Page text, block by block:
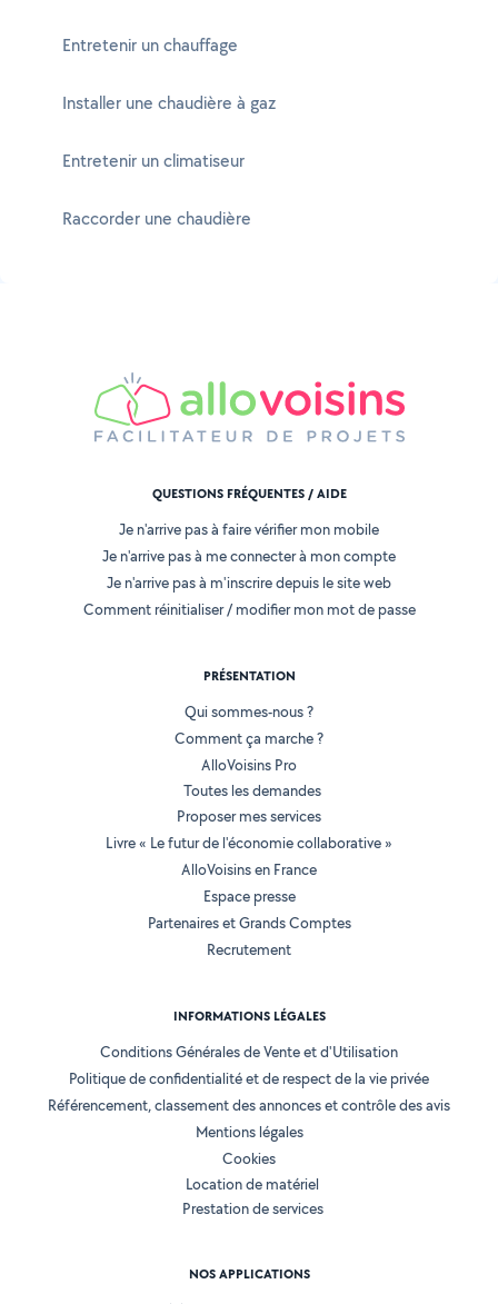
Entretenir un chauffage
Installer une chaudière à gaz
Entretenir un climatiseur
Raccorder une chaudière
QUESTIONS FRÉQUENTES / AIDE
Je n'arrive pas à faire vérifier mon mobile
Je n'arrive pas à me connecter à mon compte
Je n'arrive pas à m'inscrire depuis le site web
Comment réinitialiser / modifier mon mot de passe
PRÉSENTATION
Qui sommes-nous ?
Comment ça marche ?
AlloVoisins Pro
Toutes les demandes
Proposer mes services
Livre « Le futur de l'économie collaborative »
AlloVoisins en France
Espace presse
Partenaires et Grands Comptes
Recrutement
INFORMATIONS LÉGALES
Conditions Générales de Vente et d'Utilisation
Politique de confidentialité et de respect de la vie privée
Référencement, classement des annonces et contrôle des avis
Mentions légales
Cookies
Location de matériel
Prestation de services
NOS APPLICATIONS